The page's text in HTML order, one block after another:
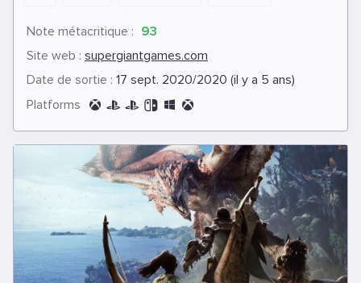
Note métacritique : 93
Site web : supergiantgames.com
Date de sortie : 17 sept. 2020/2020 (il y a 5 ans)
Platforms